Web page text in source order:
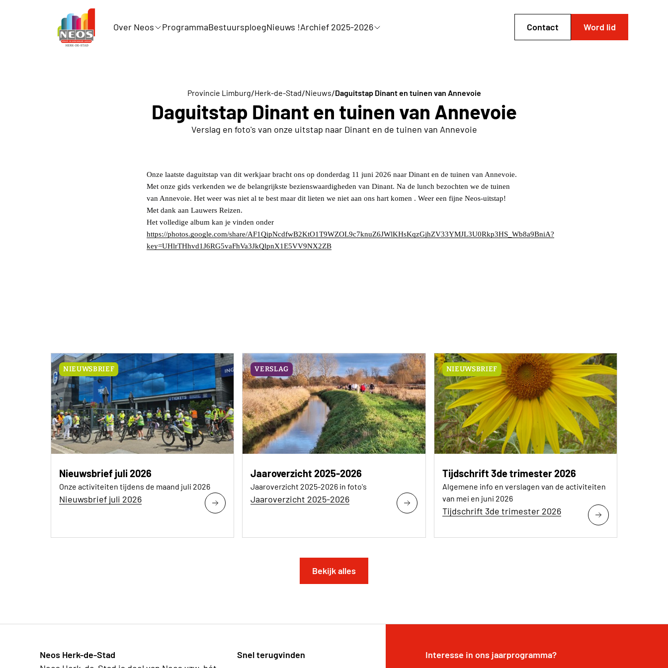
Over Neos ProgrammaBestuursploegNieuws !Archief 2025-2026 Contact Word lid
Provincie Limburg/Herk-de-Stad/Nieuws/Daguitstap Dinant en tuinen van Annevoie
Daguitstap Dinant en tuinen van Annevoie
Verslag en foto's van onze uitstap naar Dinant en de tuinen van Annevoie
Onze laatste daguitstap van dit werkjaar bracht ons op donderdag 11 juni 2026 naar Dinant en de tuinen van Annevoie.
Met onze gids verkenden we de belangrijkste bezienswaardigheden van Dinant. Na de lunch bezochten we de tuinen
van Annevoie. Het weer was niet al te best maar dit lieten we niet aan ons hart komen . Weer een fijne Neos-uitstap!
Met dank aan Lauwers Reizen.
Het volledige album kan je vinden onder
https://photos.google.com/share/AF1QipNcdfwB2KtO1T9WZOL9c7knuZ6JWlKHsKqzGjhZV33YMJL3U0Rkp3HS_Wb8a9BniA?
key=UHlrTHhvd1J6RG5vaFhVa3JkQlpnX1E5VV9NX2ZB
NIEUWSBRIEF
Nieuwsbrief juli 2026
Onze activiteiten tijdens de maand juli 2026
Nieuwsbrief juli 2026
VERSLAG
Jaaroverzicht 2025-2026
Jaaroverzicht 2025-2026 in foto's
Jaaroverzicht 2025-2026
NIEUWSBRIEF
Tijdschrift 3de trimester 2026
Algemene info en verslagen van de activiteiten
van mei en juni 2026
Tijdschrift 3de trimester 2026
Bekijk alles
Neos Herk-de-Stad
Snel terugvinden Interesse in ons jaarprogramma?